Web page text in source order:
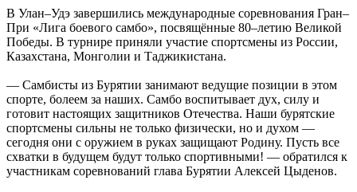
В Улан–Удэ завершились международные соревнования Гран–
При «Лига боевого самбо», посвящённые 80–летию Великой
Победы. В турнире приняли участие спортсмены из России,
Казахстана, Монголии и Таджикистана.
— Самбисты из Бурятии занимают ведущие позиции в этом
спорте, болеем за наших. Самбо воспитывает дух, силу и
готовит настоящих защитников Отечества. Наши бурятские
спортсмены сильны не только физически, но и духом —
сегодня они с оружием в руках защищают Родину. Пусть все
схватки в будущем будут только спортивными! — обратился к
участникам соревнований глава Бурятии Алексей Цыденов.